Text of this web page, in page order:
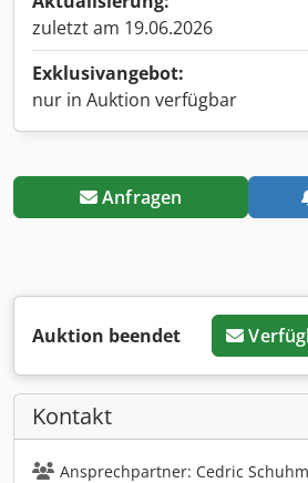
zuletzt am 19.06.2026
Exklusivangebot:
nur in Auktion verfügbar
Anfragen
Auktion beendet
Kontakt
Ansprechpartner: Cedric